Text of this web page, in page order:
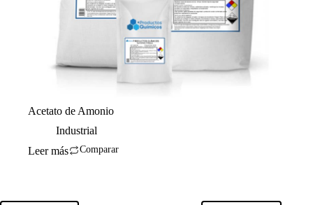
Acetato de Amonio
Industrial
Leer más
Comparar